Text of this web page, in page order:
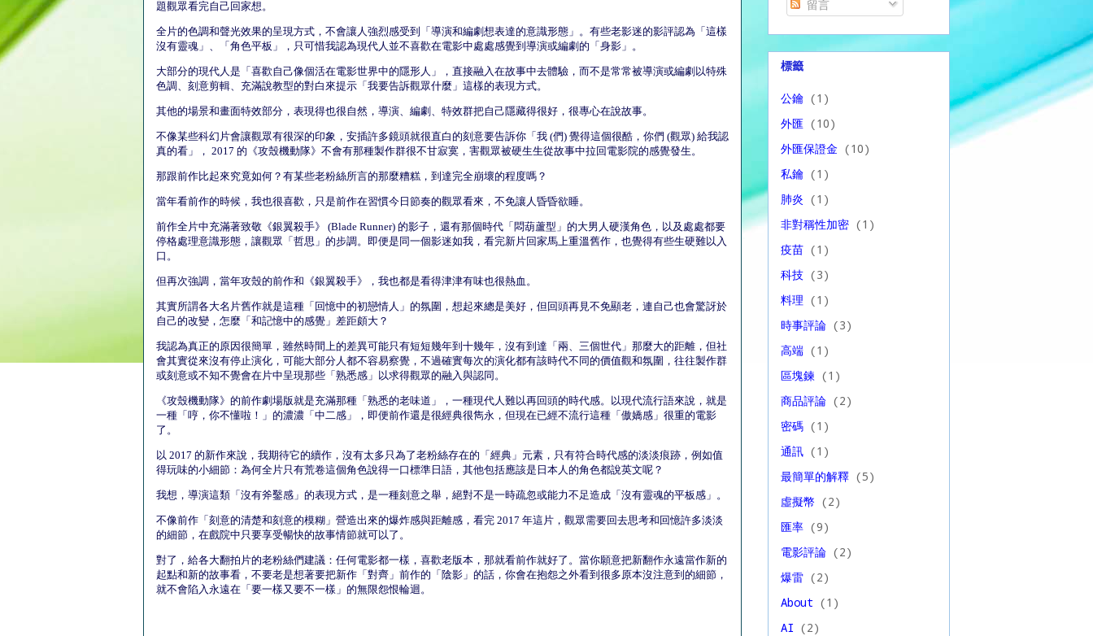
題觀眾看完自己回家想。
全片的色調和聲光效果的呈現方式，不會讓人強烈感受到「導演和編劇想表達的意識形態」。有些老影迷的影評認為「這樣
沒有靈魂」、「角色平板」，只可惜我認為現代人並不喜歡在電影中處處感覺到導演或編劇的「身影」。
大部分的現代人是「喜歡自己像個活在電影世界中的隱形人」，直接融入在故事中去體驗，而不是常常被導演或編劇以特殊
色調、刻意剪輯、充滿說教型的對白來提示「我要告訴觀眾什麼」這樣的表現方式。
其他的場景和畫面特效部分，表現得也很自然，導演、編劇、特效群把自己隱藏得很好，很專心在說故事。
不像某些科幻片會讓觀眾有很深的印象，安插許多鏡頭就很直白的刻意要告訴你「我 (們) 覺得這個很酷，你們 (觀眾) 給我認
真的看」， 2017 的《攻殼機動隊》不會有那種製作群很不甘寂寞，害觀眾被硬生生從故事中拉回電影院的感覺發生。
那跟前作比起來究竟如何？有某些老粉絲所言的那麼糟糕，到達完全崩壞的程度嗎？
當年看前作的時候，我也很喜歡，只是前作在習慣今日節奏的觀眾看來，不免讓人昏昏欲睡。
前作全片中充滿著致敬《銀翼殺手》 (Blade Runner) 的影子，還有那個時代「悶葫蘆型」的大男人硬漢角色，以及處處都要
停格處理意識形態，讓觀眾「哲思」的步調。即便是同一個影迷如我，看完新片回家馬上重溫舊作，也覺得有些生硬難以入
口。
但再次強調，當年攻殼的前作和《銀翼殺手》，我也都是看得津津有味也很熱血。
其實所謂各大名片舊作就是這種「回憶中的初戀情人」的氛圍，想起來總是美好，但回頭再見不免顯老，連自己也會驚訝於
自己的改變，怎麼「和記憶中的感覺」差距頗大？
我認為真正的原因很簡單，雖然時間上的差異可能只有短短幾年到十幾年，沒有到達「兩、三個世代」那麼大的距離，但社
會其實從來沒有停止演化，可能大部分人都不容易察覺，不過確實每次的演化都有該時代不同的價值觀和氛圍，往往製作群
或刻意或不知不覺會在片中呈現那些「熟悉感」以求得觀眾的融入與認同。
《攻殼機動隊》的前作劇場版就是充滿那種「熟悉的老味道」，一種現代人難以再回頭的時代感。以現代流行語來說，就是
一種「哼，你不懂啦！」的濃濃「中二感」，即便前作還是很經典很雋永，但現在已經不流行這種「傲嬌感」很重的電影
了。
以 2017 的新作來說，我期待它的續作，沒有太多只為了老粉絲存在的「經典」元素，只有符合時代感的淡淡痕跡，例如值
得玩味的小細節：為何全片只有荒卷這個角色說得一口標準日語，其他包括應該是日本人的角色都說英文呢？
我想，導演這類「沒有斧鑿感」的表現方式，是一種刻意之舉，絕對不是一時疏忽或能力不足造成「沒有靈魂的平板感」。
不像前作「刻意的清楚和刻意的模糊」營造出來的爆炸感與距離感，看完 2017 年這片，觀眾需要回去思考和回憶許多淡淡
的細節，在戲院中只要享受暢快的故事情節就可以了。
對了，給各大翻拍片的老粉絲們建議：任何電影都一樣，喜歡老版本，那就看前作就好了。當你願意把新翻作永遠當作新的
起點和新的故事看，不要老是想著要把新作「對齊」前作的「陰影」的話，你會在抱怨之外看到很多原本沒注意到的細節，
就不會陷入永遠在「要一樣又要不一樣」的無限怨恨輪迴。
留言
標籤
公鑰 (1)
外匯 (10)
外匯保證金 (10)
私鑰 (1)
肺炎 (1)
非對稱性加密 (1)
疫苗 (1)
科技 (3)
料理 (1)
時事評論 (3)
高端 (1)
區塊鍊 (1)
商品評論 (2)
密碼 (1)
通訊 (1)
最簡單的解釋 (5)
虛擬幣 (2)
匯率 (9)
電影評論 (2)
爆雷 (2)
About (1)
AI (2)